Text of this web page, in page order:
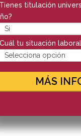
titulación
tu situación